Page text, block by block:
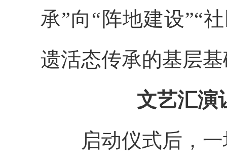
承”向“阵地建设”“
遗活态传承的基层
文艺汇演
启动仪式后，